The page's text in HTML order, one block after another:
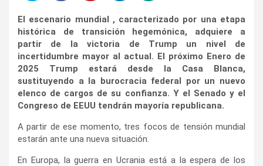
El escenario mundial , caracterizado por una etapa
histórica de transición hegemónica, adquiere a
partir de la victoria de Trump un nivel de
incertidumbre mayor al actual. El próximo Enero de
2025 Trump estará desde la Casa Blanca,
sustituyendo a la burocracia federal por un nuevo
elenco de cargos de su confianza. Y el Senado y el
Congreso de EEUU tendrán mayoría republicana.
A partir de ese momento, tres focos de tensión mundial
estarán ante una nueva situación.
En Europa, la guerra en Ucrania está a la espera de los